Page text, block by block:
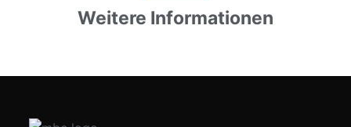
Weitere Informationen